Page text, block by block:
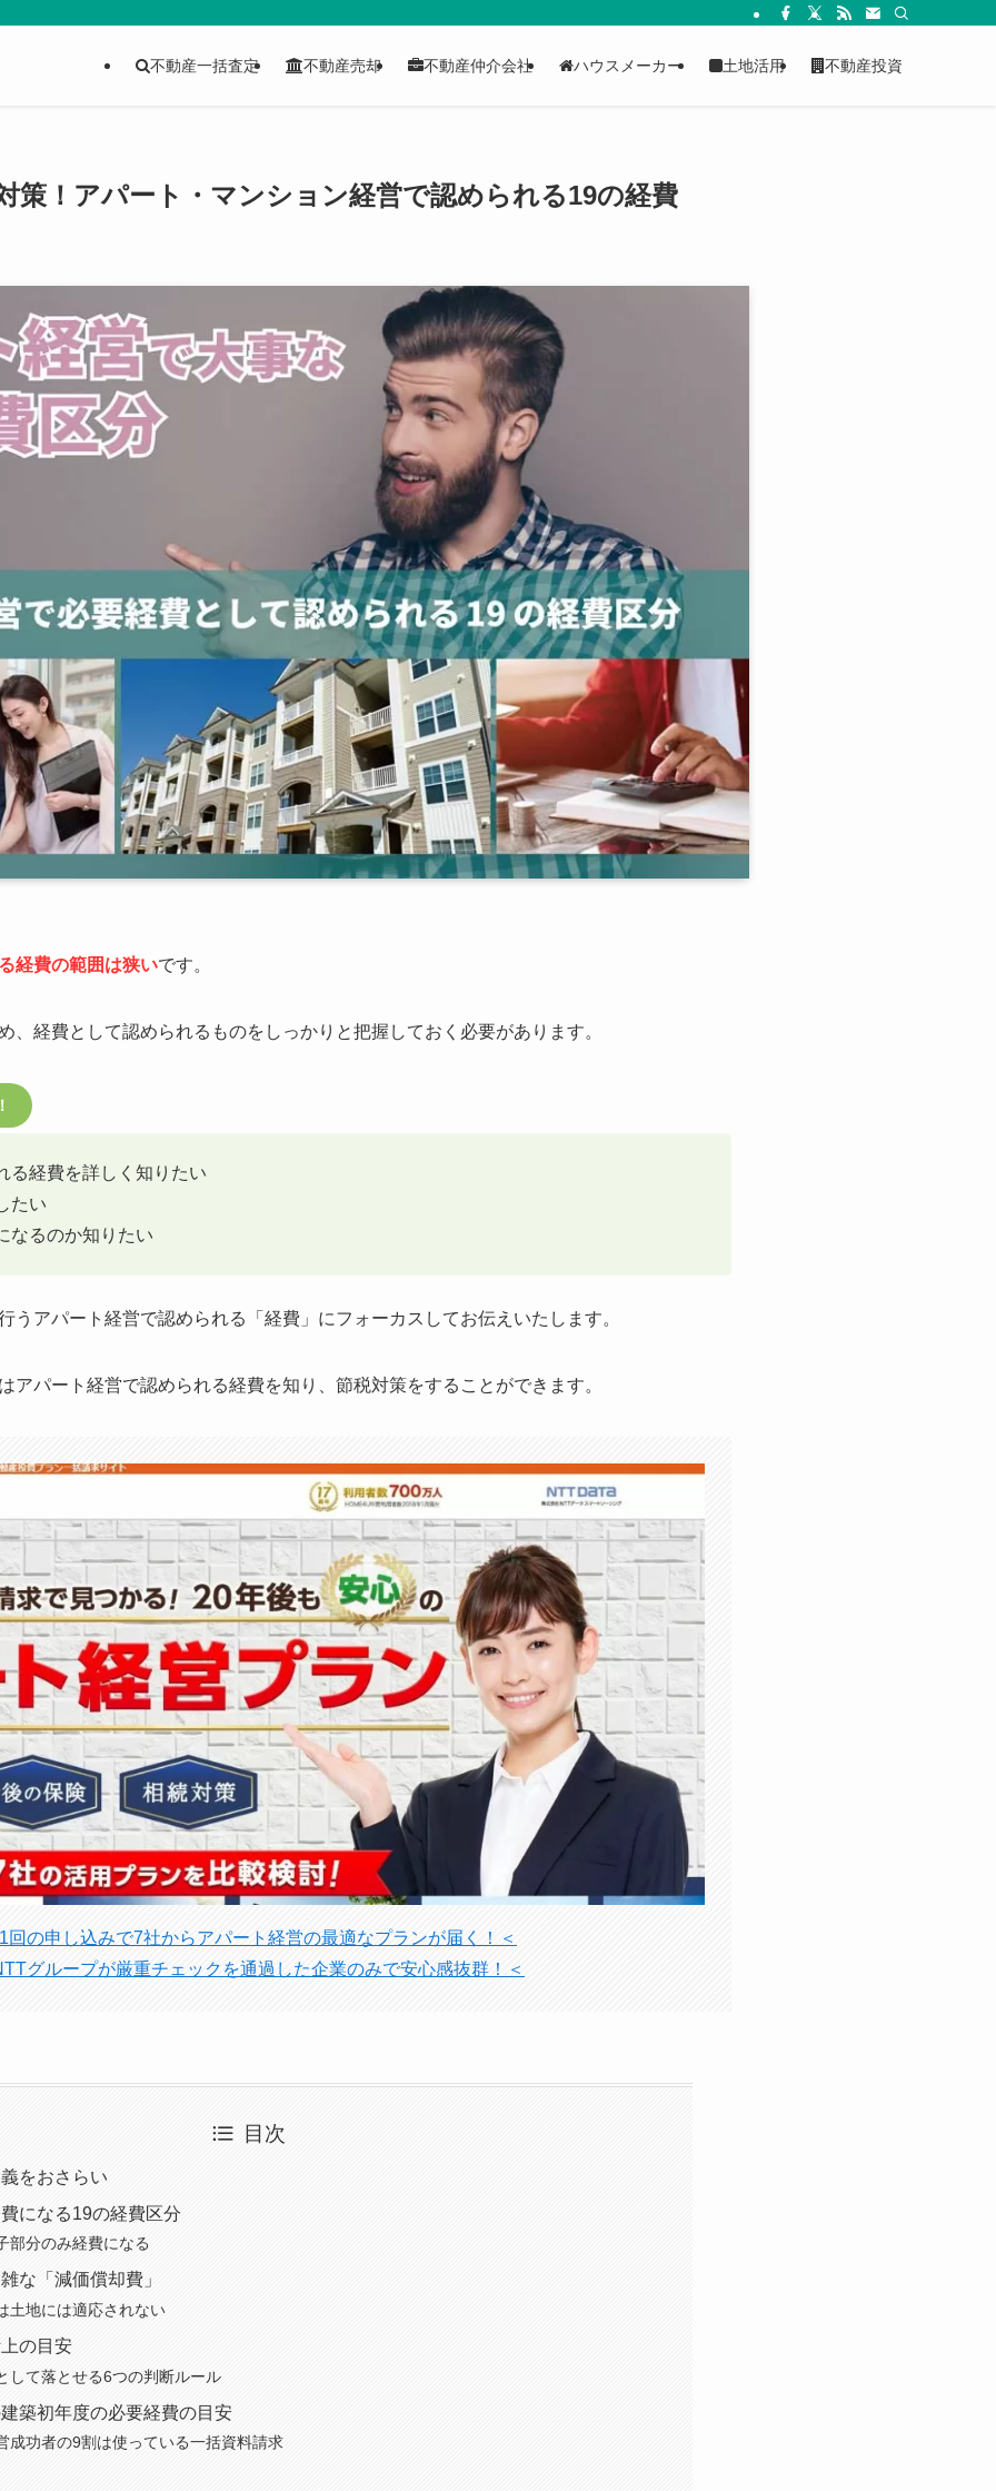
不動産一括査定 不動産売却 不動産仲介会社 ハウスメーカー 土地活用 不動産投資
策！アパート・マンション経営で認められる19の経費
経費の範囲は狭いです。
、経費として認められるものをしっかりと把握しておく必要があります。
る経費を詳しく知りたい
たい
なるのか知りたい
うアパート経営で認められる「経費」にフォーカスしてお伝えいたします。
アパート経営で認められる経費を知り、節税対策をすることができます。
回の申し込みで7社からアパート経営の最適なプランが届く！＜
グループが厳重チェックを通過した企業のみで安心感抜群！＜
目次
をおさらい
になる19の経費区分
部分のみ経費になる
な「減価償却費」
土地には適応されない
の目安
して落とせる6つの判断ルール
築初年度の必要経費の目安
成功者の9割は使っている一括資料請求